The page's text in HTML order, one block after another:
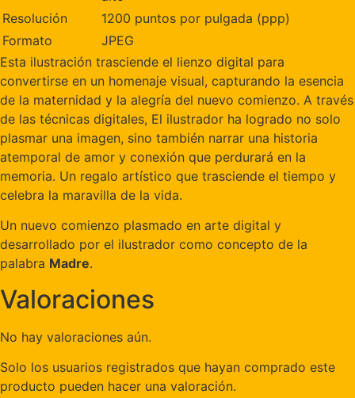
Resolución
1200 puntos por pulgada (ppp)
Formato
JPEG
Esta ilustración trasciende el lienzo digital para
convertirse en un homenaje visual, capturando la esencia
de la maternidad y la alegría del nuevo comienzo. A través
de las técnicas digitales, El ilustrador ha logrado no solo
plasmar una imagen, sino también narrar una historia
atemporal de amor y conexión que perdurará en la
memoria. Un regalo artístico que trasciende el tiempo y
celebra la maravilla de la vida.
Un nuevo comienzo plasmado en arte digital y
desarrollado por el ilustrador como concepto de la
palabra Madre.
Valoraciones
No hay valoraciones aún.
Solo los usuarios registrados que hayan comprado este
producto pueden hacer una valoración.